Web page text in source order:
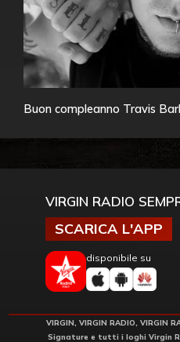
Buon compleanno Travis
VIRGIN RADIO
SCARICA L'APP
disponibile su
VIRGIN, VIRGIN RADIO, VIRGIN
Signature e tutti i loghi Virgin